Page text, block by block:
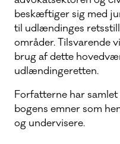
beskæftiger sig med
til udlændinges
områder. Tilsvarende
brug af dette
udlændingeretten.
Forfatterne har
bogens emner som
og undervisere.